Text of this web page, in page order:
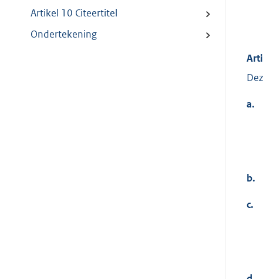
Artikel 10 Citeertitel
Ondertekening
a.
b.
c.